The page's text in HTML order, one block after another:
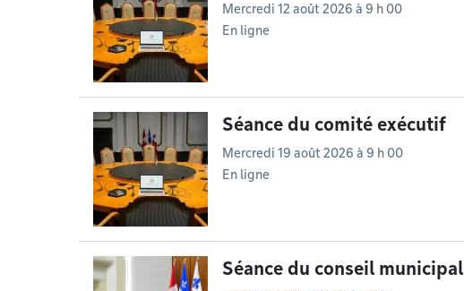
Mercredi 12 août 2026 à 9 h 00
En ligne
Séance du comité exécutif
Mercredi 19 août 2026 à 9 h 00
En ligne
Séance du conseil municipal